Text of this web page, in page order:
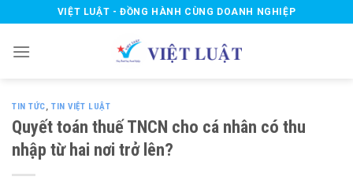
to
content
VIỆT LUẬT - ĐỒNG HÀNH CÙNG DOANH NGHIỆP
TIN TỨC,TIN VIỆT LUẬT
Quyết toán thuế TNCN cho cá nhân có thu
nhập từ hai nơi trở lên?